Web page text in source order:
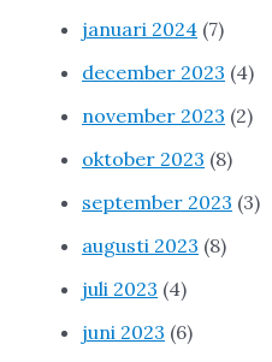
januari 2024 (7)
december 2023 (4)
november 2023 (2)
oktober 2023 (8)
september 2023 (3)
augusti 2023 (8)
juli 2023 (4)
juni 2023 (6)